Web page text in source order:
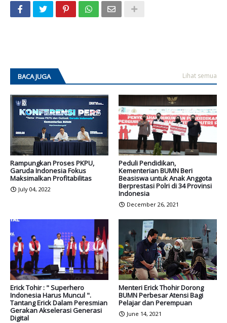
BACA JUGA Lihat semua
Rampungkan Proses PKPU,
Garuda Indonesia Fokus
Maksimalkan Profitabilitas
July 04, 2022
Peduli Pendidikan,
Kementerian BUMN Beri
Beasiswa untuk Anak Anggota
Berprestasi Polri di 34 Provinsi
Indonesia
December 26, 2021
Erick Tohir : " Superhero
Indonesia Harus Muncul ".
Tantang Erick Dalam Peresmian
Gerakan Akselerasi Generasi
Digital
Menteri Erick Thohir Dorong
BUMN Perbesar Atensi Bagi
Pelajar dan Perempuan
June 14, 2021